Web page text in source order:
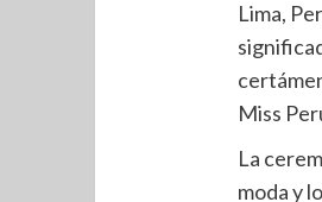
Lima,
Miss
La
moda y